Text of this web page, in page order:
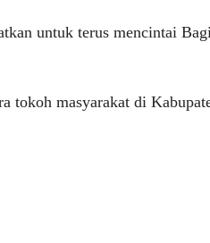
untuk terus mencintai
tokoh masyarakat di